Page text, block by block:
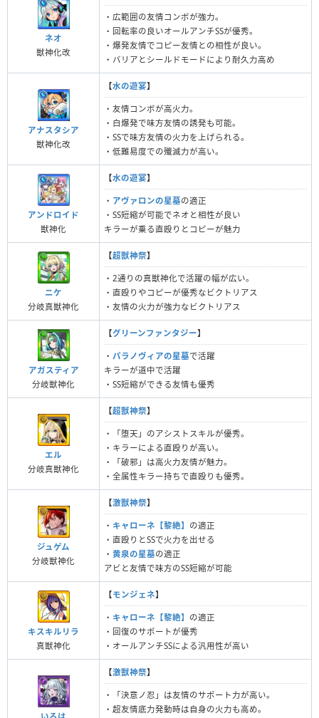
ネオ
獣神化改
・広範囲の友情コンボが強力。
・回転率の良いオールアンチSSが優秀。
・爆発友情でコピー友情との相性が良い。
・バリアとシールドモードにより耐久力高め
アナスタシア
獣神化改
【水の遊宴】
・友情コンボが高火力。
・白爆発で味方友情の誘発も可能。
・SSで味方友情の火力を上げられる。
・低難易度での殲滅力が高い。
アンドロイド
獣神化
【水の遊宴】
・ アヴァロンの星墓の適正
・SS短縮が可能でネオと相性が良い
キラーが乗る直殴りとコピーが魅力
ニケ
分岐真獣神化
【超獣神祭】
・2通りの真獣神化で活躍の幅が広い。
・直殴りやコピーが優秀なビクトリアス
・友情の火力が強力なビクトリアス
アガスティア
分岐獣神化
【グリーンファンタジー】
・ パラノヴィアの星墓で活躍
キラーが道中で活躍
・SS短縮ができる友情も優秀
エル
分岐真獣神化
【超獣神祭】
・「堕天」のアシストスキルが優秀。
・キラーによる直殴りが高い。
・「破邪」は高火力友情が魅力。
・全属性キラー持ちで直殴りも優秀。
ジュゲム
分岐獣神化
【激獣神祭】
・ キャローネ【黎絶】 の適正
・直殴りとSSで火力を出せる
・ 黄泉の星墓の適正
アビと友情で味方のSS短縮が可能
キスキルリラ
真獣神化
【モンジェネ】
・ キャローネ【黎絶】 の適正
・回復のサポートが優秀
・オールアンチSSによる汎用性が高い
いろは
【激獣神祭】
・「決意ノ忍」は友情のサポート力が高い。
・超友情底力発動時は自身の火力も高め。